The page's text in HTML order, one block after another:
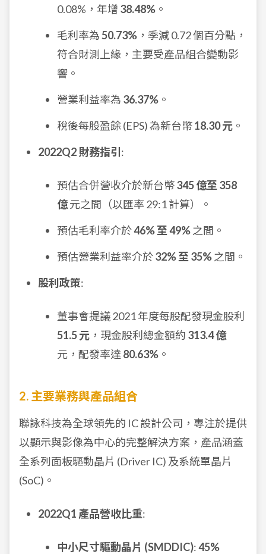
0.08%，年增 38.48% 。
毛利率為50.73% ，季減 0.72 個百分點，
符合財測上緣，主要受產品組合變動影
響。
營業利益率為 36.37% 。
稅後每股盈餘 (EPS) 為新台幣18.30 元 。
2022Q2 財務指引 :
預估合併營收介於新台幣345 億至 358
億元之間（以匯率 29:1 計算）。
預估毛利率介於46% 至 49%之間。
預估營業利益率介於32% 至 35%之間。
股利政策:
董事會提議 2021 年度每股配發現金股利
51.5 元 ，現金股利總金額約 313.4 億
元，配發率達 80.63% 。
2. 主要業務與產品組合
聯詠科技為全球領先的 IC 設計公司，專注於提供
以顯示與影像為中心的完整解決方案，產品涵蓋
全系列面板驅動晶片 (Driver IC) 及系統單晶片
(SoC)。
2022Q1 產品營收比重:
中小尺寸驅動晶片 (SMDDIC):45%